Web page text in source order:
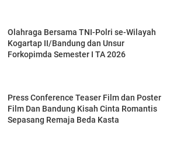
Olahraga Bersama TNI-Polri se-Wilayah
Kogartap II/Bandung dan Unsur
Forkopimda Semester I TA 2026
Press Conference Teaser Film dan Poster
Film Dan Bandung Kisah Cinta Romantis
Sepasang Remaja Beda Kasta